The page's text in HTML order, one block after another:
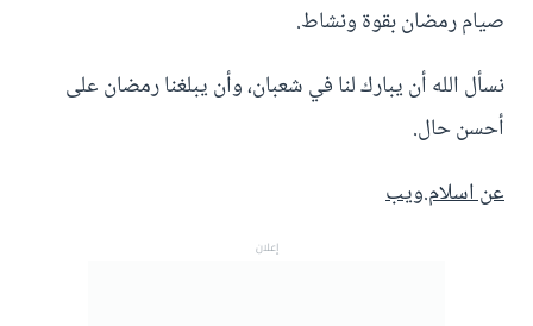
صيام رمضان بقوة ونشاط.
نسأل الله أن يبارك لنا في شعبان، وأن يبلغنا رمضان على
أحسن حال.
عن اسلام.ويب
إعلان